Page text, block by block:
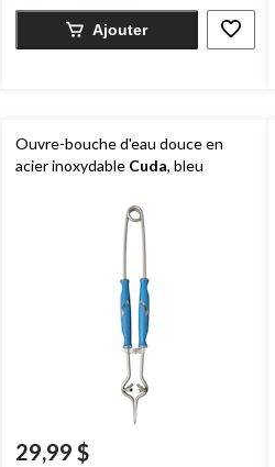
Ajouter
Ouvre-bouche d'eau douce en
acier inoxydable Cuda, bleu
29,99 $